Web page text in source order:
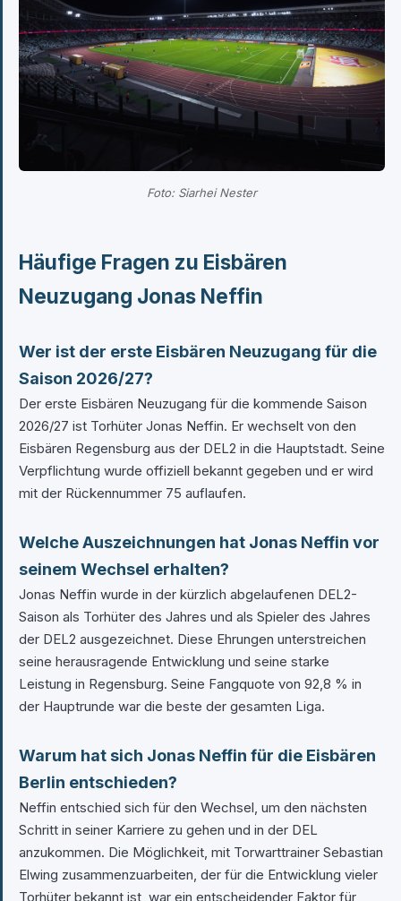
Foto: Siarhei Nester
Häufige Fragen zu Eisbären
Neuzugang Jonas Neffin
Wer ist der erste Eisbären Neuzugang für die
Saison 2026/27?
Der erste Eisbären Neuzugang für die kommende Saison
2026/27 ist Torhüter Jonas Neffin. Er wechselt von den
Eisbären Regensburg aus der DEL2 in die Hauptstadt. Seine
Verpflichtung wurde offiziell bekannt gegeben und er wird
mit der Rückennummer 75 auflaufen.
Welche Auszeichnungen hat Jonas Neffin vor
seinem Wechsel erhalten?
Jonas Neffin wurde in der kürzlich abgelaufenen DEL2-
Saison als Torhüter des Jahres und als Spieler des Jahres
der DEL2 ausgezeichnet. Diese Ehrungen unterstreichen
seine herausragende Entwicklung und seine starke
Leistung in Regensburg. Seine Fangquote von 92,8 % in
der Hauptrunde war die beste der gesamten Liga.
Warum hat sich Jonas Neffin für die Eisbären
Berlin entschieden?
Neffin entschied sich für den Wechsel, um den nächsten
Schritt in seiner Karriere zu gehen und in der DEL
anzukommen. Die Möglichkeit, mit Torwarttrainer Sebastian
Elwing zusammenzuarbeiten, der für die Entwicklung vieler
Torhüter bekannt ist, war ein entscheidender Faktor für